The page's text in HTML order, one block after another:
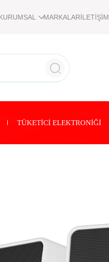
MARKALARİLETİŞİM
TÜKETİCİ ELEKTRONİĞİ